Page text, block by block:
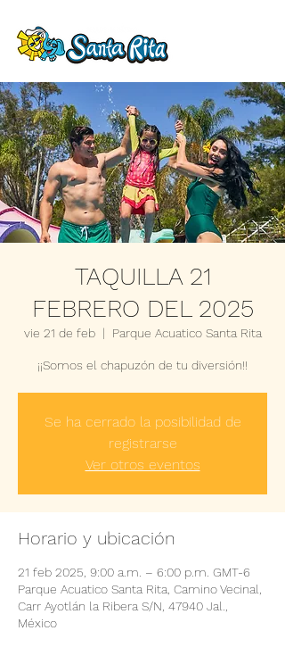
TAQUILLA 21
FEBRERO DEL 2025
vie 21 de feb
  |
Parque Acuatico Santa Rita
¡¡Somos el chapuzón de tu diversión!!
Se ha cerrado la posibilidad de
registrarse
Ver otros eventos
Horario y ubicación
21 feb 2025, 9:00 a.m. – 6:00 p.m. GMT-6
Parque Acuatico Santa Rita, Camino Vecinal,
Carr Ayotlán la Ribera S/N, 47940 Jal.,
México